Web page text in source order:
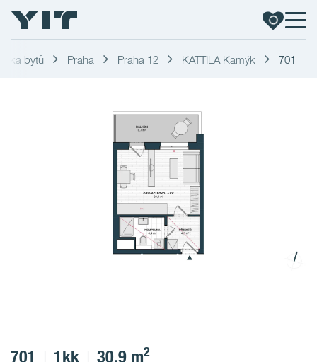
bytů Praha Praha 12 KATTILA Kamýk 701
701 1kk 30,9 m2